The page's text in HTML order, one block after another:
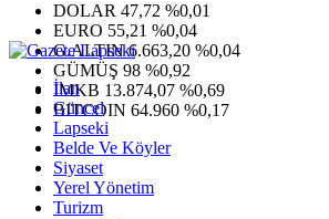
DOLAR 47,72 %0,01
EURO 55,21 %0,04
G.ALTIN6.663,20 %0,04
GÜMÜŞ 98 %0,92
IMKB 13.874,07 %0,69
BITCOIN 64.960 %0,17
İlan
Güncel
Lapseki
Belde Ve Köyler
Siyaset
Yerel Yönetim
Turizm